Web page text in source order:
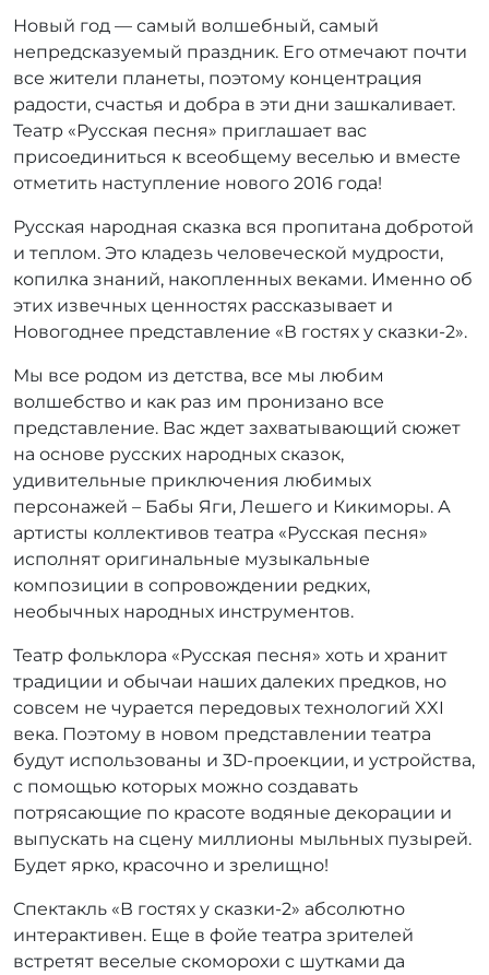
Новый год — самый волшебный, самый
непредсказуемый праздник. Его отмечают почти
все жители планеты, поэтому концентрация
радости, счастья и добра в эти дни зашкаливает.
Театр «Русская песня» приглашает вас
присоединиться к всеобщему веселью и вместе
отметить наступление нового 2016 года!
Русская народная сказка вся пропитана добротой
и теплом. Это кладезь человеческой мудрости,
копилка знаний, накопленных веками. Именно об
этих извечных ценностях рассказывает и
Новогоднее представление «В гостях у сказки-2».
Мы все родом из детства, все мы любим
волшебство и как раз им пронизано все
представление. Вас ждет захватывающий сюжет
на основе русских народных сказок,
удивительные приключения любимых
персонажей – Бабы Яги, Лешего и Кикиморы. А
артисты коллективов театра «Русская песня»
исполнят оригинальные музыкальные
композиции в сопровождении редких,
необычных народных инструментов.
Театр фольклора «Русская песня» хоть и хранит
традиции и обычаи наших далеких предков, но
совсем не чурается передовых технологий XXI
века. Поэтому в новом представлении театра
будут использованы и 3D-проекции, и устройства,
с помощью которых можно создавать
потрясающие по красоте водяные декорации и
выпускать на сцену миллионы мыльных пузырей.
Будет ярко, красочно и зрелищно!
Спектакль «В гостях у сказки-2» абсолютно
интерактивен. Еще в фойе театра зрителей
встретят веселые скоморохи с шутками да